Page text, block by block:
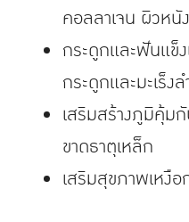
คอลลาเจน ผิวหนั
กระดูกและฟันแข็
กระดูกและมะเร็ง
เสริมสร้างภูมิคุ้ม
ขาดธาตุเหล็ก
เสริมสุขภาพเ